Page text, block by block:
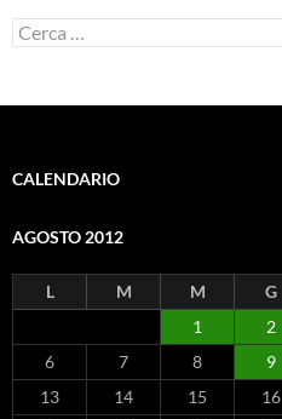
Ricerca
per:
CALENDARIO
AGOSTO 2012
L M M G
1
2
6
7 8 9
13
14 15 16